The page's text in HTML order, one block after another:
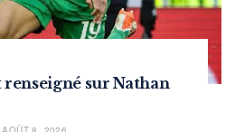
renseigné sur Nathan